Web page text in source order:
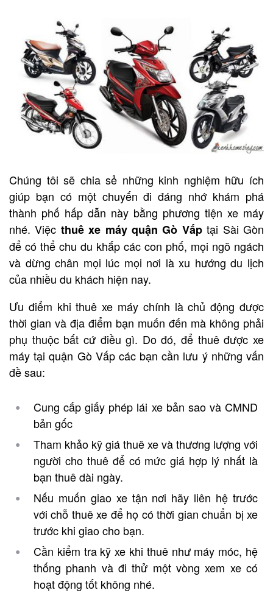
Chúng tôi sẽ chia sẻ những kinh nghiệm hữu ích
giúp bạn có một chuyến đi đáng nhớ khám phá
thành phố hấp dẫn này bằng phương tiện xe máy
nhé. Việc thuê xe máy quận Gò Vấptại Sài Gòn
để có thể chu du khắp các con phố, mọi ngõ ngách
và dừng chân mọi lúc mọi nơi là xu hướng du lịch
của nhiều du khách hiện nay.
Ưu điểm khi thuê xe máy chính là chủ động được
thời gian và địa điểm bạn muốn đến mà không phải
phụ thuộc bất cứ điều gì. Do đó, để thuê được xe
máy tại quận Gò Vấp các bạn cần lưu ý những vấn
đề sau:
Cung cấp giấy phép lái xe bản sao và CMND
bản gốc
Tham khảo kỹ giá thuê xe và thương lượng với
người cho thuê để có mức giá hợp lý nhất là
bạn thuê dài ngày.
Nếu muốn giao xe tận nơi hãy liên hệ trước
với chỗ thuê xe để họ có thời gian chuẩn bị xe
trước khi giao cho bạn.
Cần kiểm tra kỹ xe khi thuê như máy móc, hệ
thống phanh và đi thử một vòng xem xe có
hoạt động tốt không nhé.